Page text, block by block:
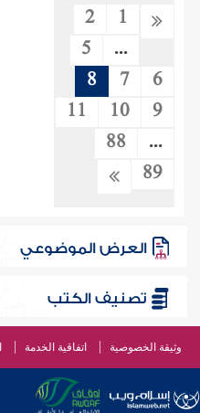
1
2
...
5
6
7
8
9
10
11
...
88
89
العرض الموضوعي
تصنيف الكتب
وثيقة الخصوصية اتفاقية الخدمة